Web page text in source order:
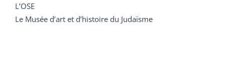
L’OSE
Le Musée d’art et d’histoire du Judaïsme